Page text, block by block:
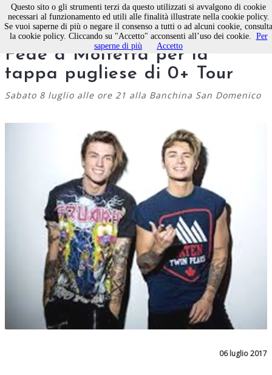
Fondazione Valente: Benji &
Fede a Molfetta per la
tappa pugliese di 0+ Tour
Sabato 8 luglio alle ore 21 alla Banchina San Domenico
06 luglio 2017
Questo sito o gli strumenti terzi da questo utilizzati si avvalgono di cookie
necessari al funzionamento ed utili alle finalità illustrate nella cookie policy.
Se vuoi saperne di più o negare il consenso a tutti o ad alcuni cookie, consulta
la cookie policy. Cliccando su "Accetto" acconsenti all’uso dei cookie. Per
saperne di più
Accetto